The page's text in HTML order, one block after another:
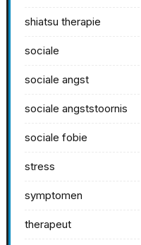
shiatsu therapie
sociale
sociale angst
sociale angststoornis
sociale fobie
stress
symptomen
therapeut